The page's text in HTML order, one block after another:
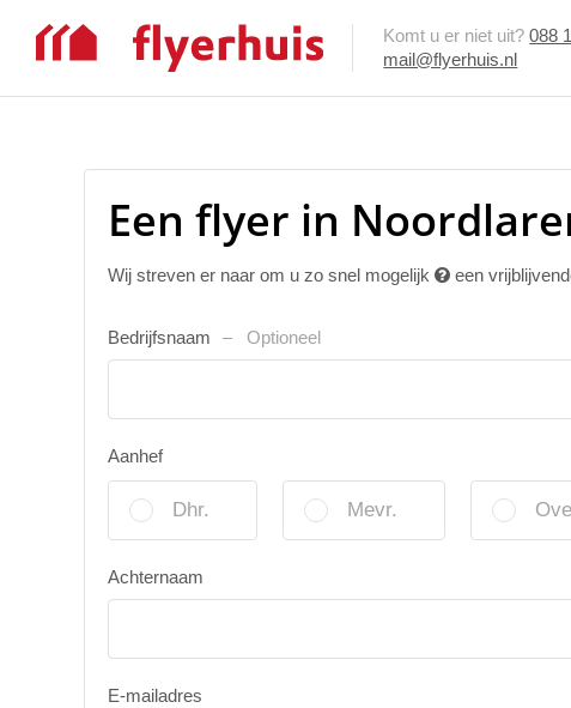
Komt u er niet uit? 088
mail@flyerhuis.nl
Een flyer in
Wij streven er naar om u zo snel mogelijk een
Bedrijfsnaam Optioneel
Aanhef
Dhr. Mevr.
Achternaam
E-mailadres